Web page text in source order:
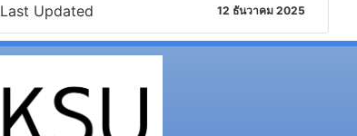
Last Updated 12 ธันวาคม 2025